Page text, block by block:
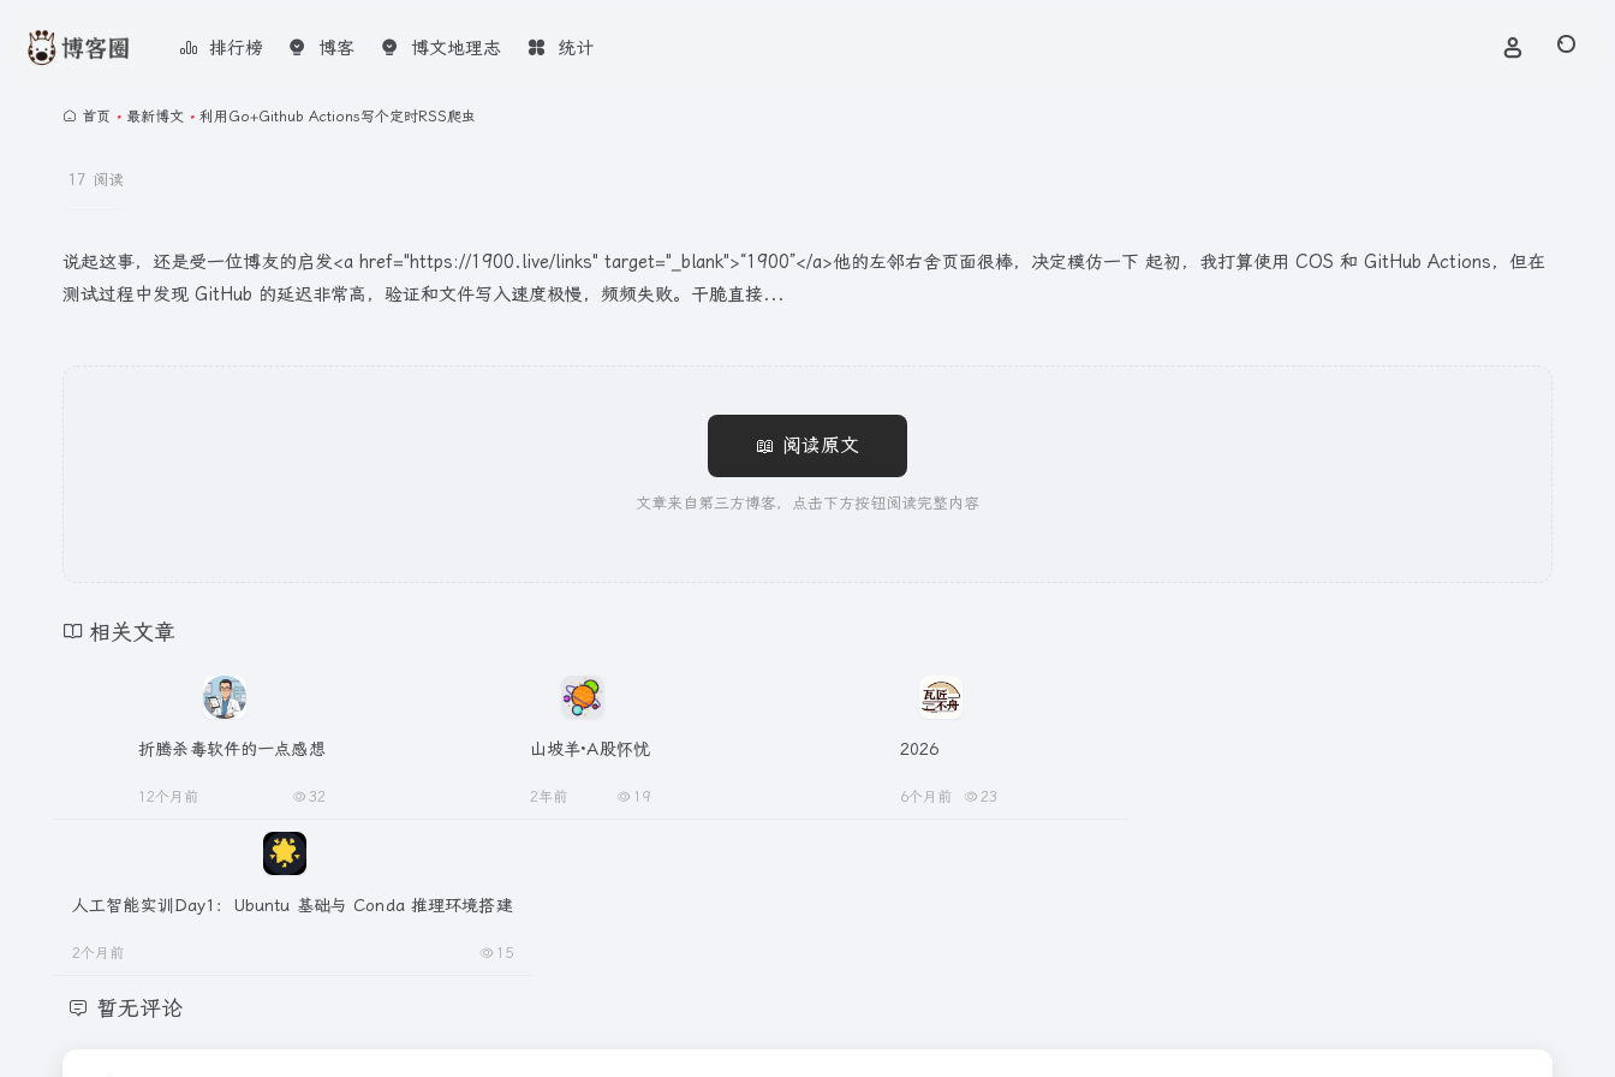
排行榜 博客 博文地理志 统计
首页 • 最新博文 • 利用Go+Github Actions写个定时RSS爬虫
17 阅读
说起这事，还是受一位博友的启发<a href="https://1900.live/links" target="_blank">“1900”</a>他的左邻右舍页面很棒，决定模仿一下 起初，我打算使用 COS 和 GitHub Actions，但在
测试过程中发现 GitHub 的延迟非常高，验证和文件写入速度极慢，频频失败。干脆直接...
📖 阅读原文
文章来自第三方博客，点击下方按钮阅读完整内容
相关文章
折腾杀毒软件的一点感想
12个月前 32
山坡羊·A股怀忧
2年前 19
2026
6个月前 23
人工智能实训Day1：Ubuntu 基础与 Conda 推理环境搭建
2个月前 15
暂无评论